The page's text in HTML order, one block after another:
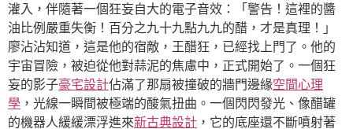
灌入，伴隨著一個狂妄自大的電子音效：「警告！這裡的醬
油比例嚴重失衡！百分之九十九點九九的醋，才是真理！」
廖沾沾知道，這是他的宿敵，王醋狂，已經找上門了。他的
宇宙冒險，被迫從他對蒜泥的焦慮中，正式開始了。一個狂
妄的影子豪宅設計佔滿了那扇被撞破的牆門邊緣空間心理
學 ，光線一瞬間被極端的酸氣扭曲。一個閃閃發光、像醋罐
的機器人緩緩漂浮進來新古典設計 ，它的底座還不斷噴射著